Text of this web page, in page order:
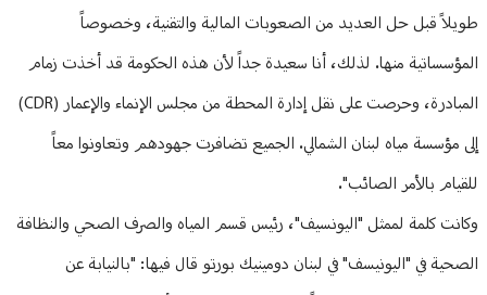
طويلاً قبل حل العديد من الصعوبات المالية والتقنية، وخصوصاً
المؤسساتية منها. لذلك، أنا سعيدة جداً لأن هذه الحكومة قد أخذت زمام
المبادرة، وحرصت على نقل إدارة المحطة من مجلس الإنماء والإعمار (CDR)
إلى مؤسسة مياه لبنان الشمالي. الجميع تضافرت جهودهم وتعاونوا معاً
للقيام بالأمر الصائب".
وكانت كلمة لممثل "اليونسيف"، رئيس قسم المياه والصرف الصحي والنظافة
الصحية في "اليونيسف" في لبنان دومينيك بورتو قال فيها: "بالنيابة عن